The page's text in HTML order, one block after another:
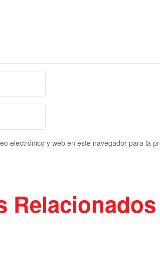
electrónico y web en este navegador para la
Relacionados